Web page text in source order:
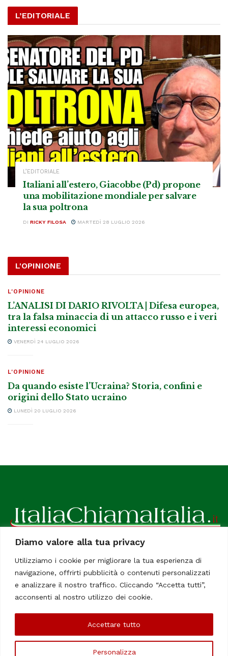
Diamo valore alla tua privacy
Utilizziamo i cookie per migliorare la tua esperienza di
navigazione, offrirti pubblicità o contenuti personalizzati
e analizzare il nostro traffico. Cliccando “Accetta tutti”,
acconsenti al nostro utilizzo dei cookie.
Personalizza
Accettare tutto
L’EDITORIALE
L’EDITORIALE
Italiani all’estero, Giacobbe (Pd) propone
una mobilitazione mondiale per salvare
la sua poltrona
DI RICKY FILOSA MARTEDÌ 28 LUGLIO 2026
L'OPINIONE
L'OPINIONE
L’ANALISI DI DARIO RIVOLTA | Difesa europea,
tra la falsa minaccia di un attacco russo e i veri
interessi economici
VENERDÌ 24 LUGLIO 2026
L'OPINIONE
Da quando esiste l’Ucraina? Storia, confini e
origini dello Stato ucraino
LUNEDÌ 20 LUGLIO 2026
ItaliaChiamaItalia, il TUO quotidiano online preferito.
Dedicato in particolare a tutti gli italiani residenti all'estero.
Tutti i diritti sono riservati. Quotidiano online indipendente
Le Firme